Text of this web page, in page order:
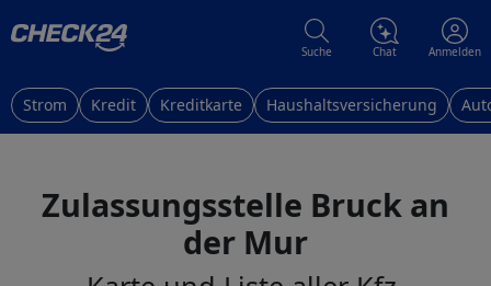
Suche Chat Anmelden
Strom Kredit Kreditkarte Haushaltsversicherung
Zulassungsstelle Bruck an
der Mur